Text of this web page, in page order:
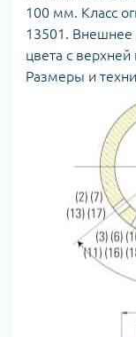
100 мм. Класс
13501. Внешнее
цвета с верхней
Размеры и